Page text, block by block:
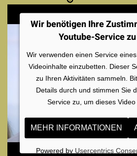
Wir benötigen Ihre
Youtube-Service
Wir verwenden einen Service
Videoinhalte einzubetten. Dieser
zu Ihren Aktivitäten sammeln.
Details durch und stimmen Sie
Service zu, um dieses Video
MEHR INFORMATIONEN
Powered by Usercentrics